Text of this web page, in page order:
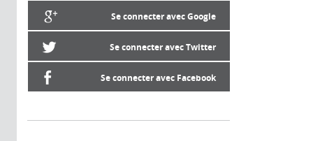
Se connecter avec Google
Se connecter avec Twitter
Se connecter avec Facebook